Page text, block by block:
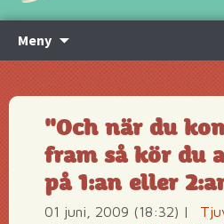
Meny
innehåll
"Och när du
fram så kör du
på 1:an eller
01 juni, 2009 (18:32) |